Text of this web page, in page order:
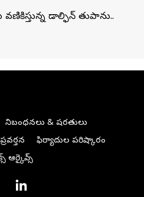
డాల్ఫిన్‌ తుపాను..
నిబంధనలు & షరతులు
ఫిర్యాదుల పరిష్కారం
ఆర్కైవ్స్